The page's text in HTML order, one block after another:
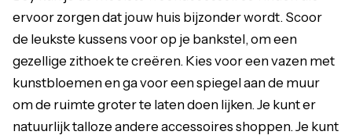
ervoor zorgen dat jouw huis bijzonder wordt. Scoor
de leukste kussens voor op je bankstel, om een
gezellige zithoek te creëren. Kies voor een vazen met
kunstbloemen en ga voor een spiegel aan de muur
om de ruimte groter te laten doen lijken. Je kunt er
natuurlijk talloze andere accessoires shoppen. Je kunt